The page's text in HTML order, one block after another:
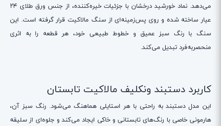
می‌دهد. نماد خورشید درخشان با جزئیات خیره‌کننده، از جنس ورق طلای ۲۴
عیار ساخته شده و روی پس‌زمینه‌ای از سنگ مالاکیت قرار گرفته است. این
سنگ با رنگ سبز عمیق و خطوط طبیعی خود، هر قطعه را به اثری
منحصربه‌فرد تبدیل می‌کند.
کاربرد دستبند ونکلیف مالاکیت تابستان
این مدل دستبند به راحتی با هر استایلی هماهنگ می‌شود. رنگ سبز آن،
هارمونی خاصی با رنگ‌های تابستانی و خاکی ایجاد می‌کند و جلوه‌ای از سلیقه